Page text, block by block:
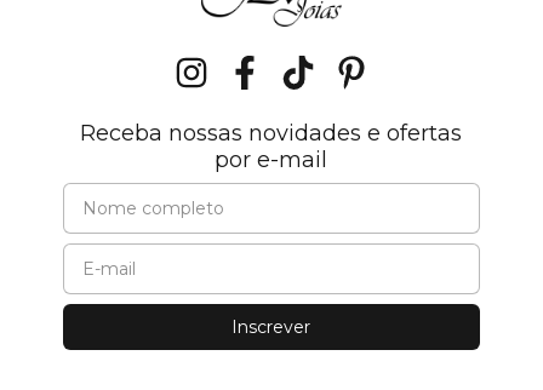
Receba nossas novidades e ofertas
por e-mail